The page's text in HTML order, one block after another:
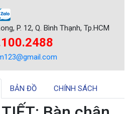
P. 12, Q. Bình Thạnh, Tp.HCM
BẢN ĐỒ CHÍNH SÁCH